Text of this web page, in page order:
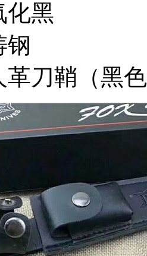
化黑
钢
革刀鞘（黑